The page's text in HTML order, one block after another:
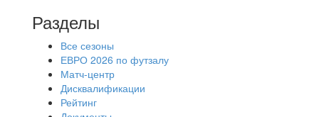
Разделы
Все сезоны
ЕВРО 2026 по футзалу
Матч-центр
Дисквалификации
Рейтинг